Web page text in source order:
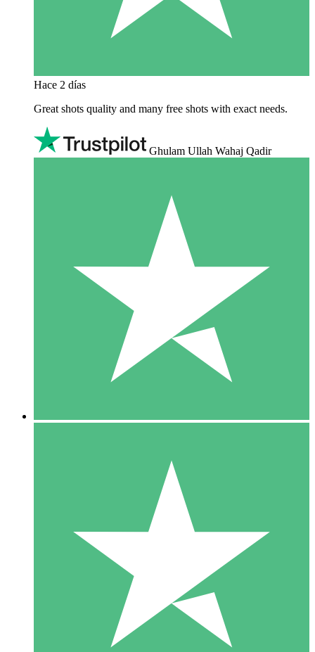
Hace 2 días
Great shots quality and many free shots with exact needs.
Ghulam Ullah Wahaj Qadir